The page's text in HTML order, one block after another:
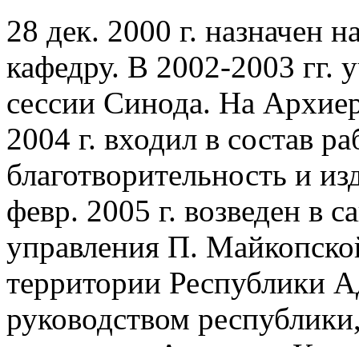
28 дек. 2000 г. назначен
кафедру. В 2002-2003 гг.
сессии Синода. На
2004 г. входил в состав
благотворительность и
февр. 2005 г. возведен в
управления П.
территории Республики
руководством